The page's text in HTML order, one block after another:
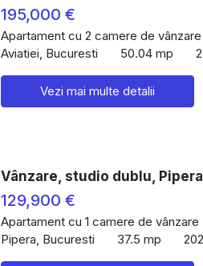
195,000 €
Apartament cu 2 camere de vânzare
Aviatiei, Bucuresti
50.04 mp
Vezi mai multe detalii
Vânzare, studio dublu,
129,900 €
Apartament cu 1 camere de vânzare
Pipera, Bucuresti
37.5 mp